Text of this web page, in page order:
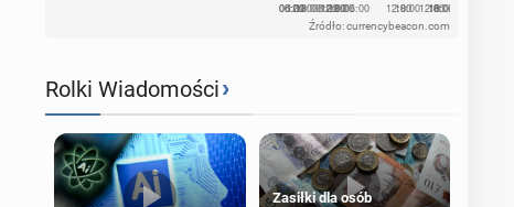
Źródło: currencybeacon.com
Rolki Wiadomości›
Zasiłki dla osób